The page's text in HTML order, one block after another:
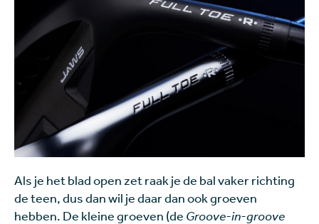
Als je het blad open zet raak je de bal vaker richting
de teen, dus dan wil je daar dan ook groeven
hebben. De kleine groeven (de Groove-in-groove